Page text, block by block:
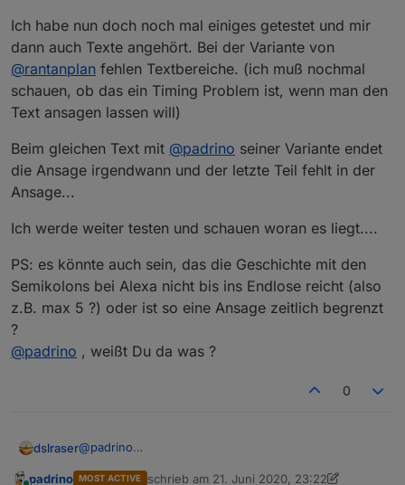
Ich habe nun doch noch mal einiges getestet und mir
dann auch Texte angehört. Bei der Variante von
@rantanplan fehlen Textbereiche. (ich muß nochmal
schauen, ob das ein Timing Problem ist, wenn man den
Text ansagen lassen will)
Beim gleichen Text mit @padrino seiner Variante endet
die Ansage irgendwann und der letzte Teil fehlt in der
Ansage...
Ich werde weiter testen und schauen woran es liegt....
PS: es könnte auch sein, das die Geschichte mit den
Semikolons bei Alexa nicht bis ins Endlose reicht (also
z.B. max 5 ?) oder ist so eine Ansage zeitlich begrenzt
?
@padrino , weißt Du da was ?
0
dslraser@padrino
padrino MOST ACTIVE schrieb am 21. Juni 2020, 23:22